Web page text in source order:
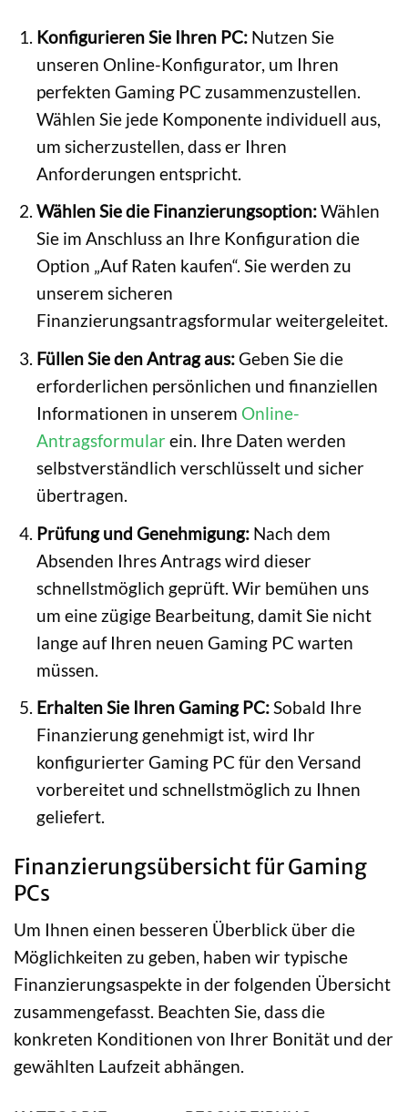
Konfigurieren Sie Ihren PC:Nutzen Sie
unseren Online-Konfigurator, um Ihren
perfekten Gaming PC zusammenzustellen.
Wählen Sie jede Komponente individuell aus,
um sicherzustellen, dass er Ihren
Anforderungen entspricht.
Wählen Sie die Finanzierungsoption:Wählen
Sie im Anschluss an Ihre Konfiguration die
Option „Auf Raten kaufen“. Sie werden zu
unserem sicheren
Finanzierungsantragsformular weitergeleitet.
Füllen Sie den Antrag aus:Geben Sie die
erforderlichen persönlichen und finanziellen
Informationen in unserem Online-
Antragsformularein. Ihre Daten werden
selbstverständlich verschlüsselt und sicher
übertragen.
Prüfung und Genehmigung:Nach dem
Absenden Ihres Antrags wird dieser
schnellstmöglich geprüft. Wir bemühen uns
um eine zügige Bearbeitung, damit Sie nicht
lange auf Ihren neuen Gaming PC warten
müssen.
Erhalten Sie Ihren Gaming PC:Sobald Ihre
Finanzierung genehmigt ist, wird Ihr
konfigurierter Gaming PC für den Versand
vorbereitet und schnellstmöglich zu Ihnen
geliefert.
Finanzierungsübersicht für Gaming
PCs
Um Ihnen einen besseren Überblick über die
Möglichkeiten zu geben, haben wir typische
Finanzierungsaspekte in der folgenden Übersicht
zusammengefasst. Beachten Sie, dass die
konkreten Konditionen von Ihrer Bonität und der
gewählten Laufzeit abhängen.